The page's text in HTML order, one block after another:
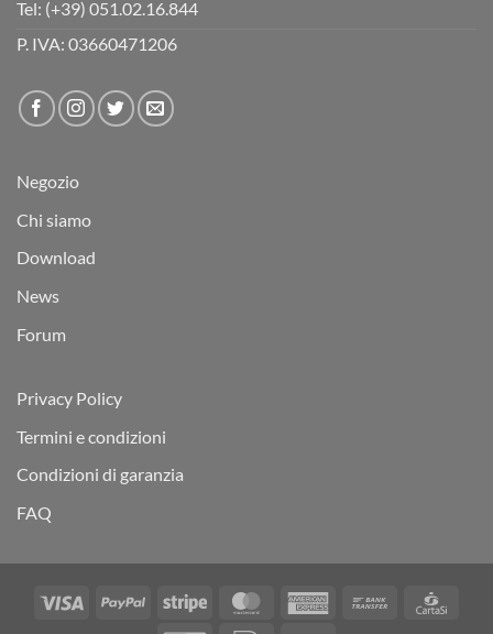
Tel: (+39) 051.02.16.844
P. IVA: 03660471206
Negozio
Chi siamo
Download
News
Forum
Privacy Policy
Termini e condizioni
Condizioni di garanzia
FAQ
Visa PayPal Stripe MasterCardAmerican
Bank